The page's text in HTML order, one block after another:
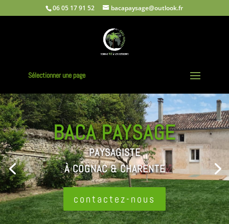
06 05 17 91 52 bacapaysage@outlook.fr
Sélectionner une page
BACA PAYSAGE
PAYSAGISTE
À COGNAC & CHARENTE
contactez-nous